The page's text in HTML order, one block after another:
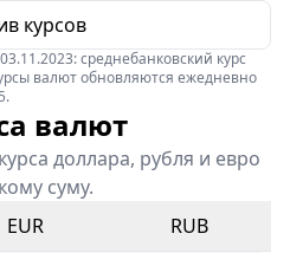
курсов
среднебанковский курс
валют обновляются ежедневно
валют
доллара, рубля и евро
суму.
EUR RUB